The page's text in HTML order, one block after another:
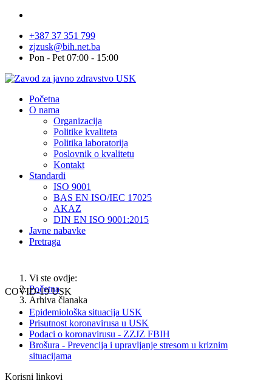
+387 37 351 799
zjzusk@bih.net.ba
Pon - Pet 07:00 - 15:00
Početna
O nama
Organizacija
Politike kvaliteta
Politika laboratorija
Poslovnik o kvalitetu
Kontakt
Standardi
ISO 9001
BAS EN ISO/IEC 17025
AKAZ
DIN EN ISO 9001:2015
Javne nabavke
Pretraga
Vi ste ovdje:
Početna
Arhiva članaka
COVID-19 USK
Epidemiološka situacija USK
Prisutnost koronavirusa u USK
Podaci o koronavirusu - ZZJZ FBIH
Brošura - Prevencija i upravljanje stresom u kriznim
situacijama
Korisni linkovi